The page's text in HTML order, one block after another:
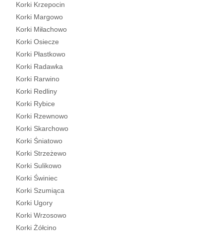
Korki Krzepocin
Korki Margowo
Korki Miłachowo
Korki Osiecze
Korki Płastkowo
Korki Radawka
Korki Rarwino
Korki Redliny
Korki Rybice
Korki Rzewnowo
Korki Skarchowo
Korki Śniatowo
Korki Strzeżewo
Korki Sulikowo
Korki Świniec
Korki Szumiąca
Korki Ugory
Korki Wrzosowo
Korki Żółcino